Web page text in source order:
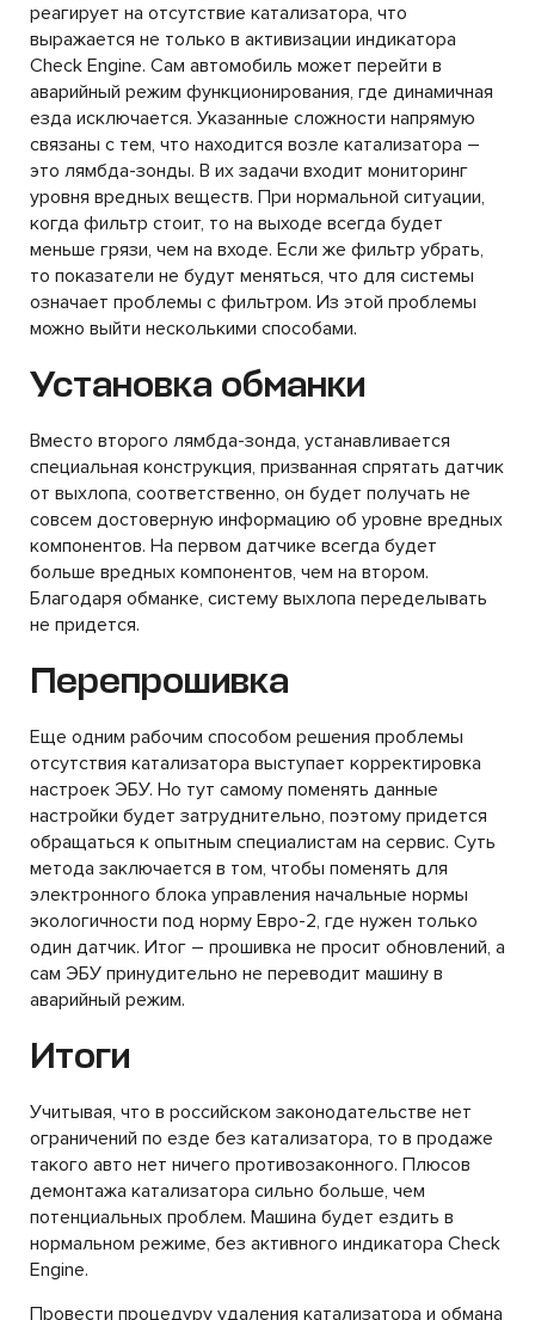
реагирует на отсутствие катализатора, что
выражается не только в активизации индикатора
Check Engine. Сам автомобиль может перейти в
аварийный режим функционирования, где динамичная
езда исключается. Указанные сложности напрямую
связаны с тем, что находится возле катализатора –
это лямбда-зонды. В их задачи входит мониторинг
уровня вредных веществ. При нормальной ситуации,
когда фильтр стоит, то на выходе всегда будет
меньше грязи, чем на входе. Если же фильтр убрать,
то показатели не будут меняться, что для системы
означает проблемы с фильтром. Из этой проблемы
можно выйти несколькими способами.
Установка обманки
Вместо второго лямбда-зонда, устанавливается
специальная конструкция, призванная спрятать датчик
от выхлопа, соответственно, он будет получать не
совсем достоверную информацию об уровне вредных
компонентов. На первом датчике всегда будет
больше вредных компонентов, чем на втором.
Благодаря обманке, систему выхлопа переделывать
не придется.
Перепрошивка
Еще одним рабочим способом решения проблемы
отсутствия катализатора выступает корректировка
настроек ЭБУ. Но тут самому поменять данные
настройки будет затруднительно, поэтому придется
обращаться к опытным специалистам на сервис. Суть
метода заключается в том, чтобы поменять для
электронного блока управления начальные нормы
экологичности под норму Евро-2, где нужен только
один датчик. Итог – прошивка не просит обновлений, а
сам ЭБУ принудительно не переводит машину в
аварийный режим.
Итоги
Учитывая, что в российском законодательстве нет
ограничений по езде без катализатора, то в продаже
такого авто нет ничего противозаконного. Плюсов
демонтажа катализатора сильно больше, чем
потенциальных проблем. Машина будет ездить в
нормальном режиме, без активного индикатора Check
Engine.
Провести процедуру удаления катализатора и обмана